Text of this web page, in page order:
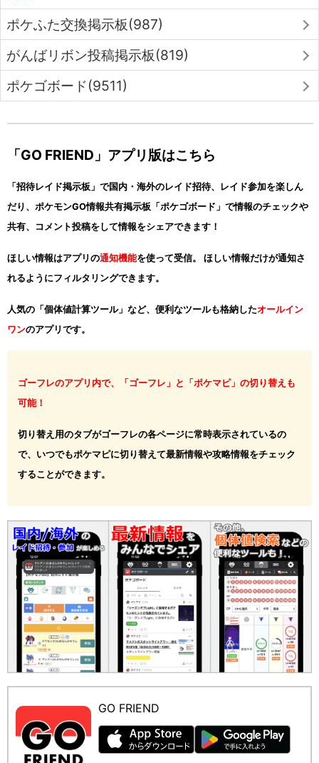
ポケふた交換掲示板(987)
がんばリボン投稿掲示板(819)
ポケゴボード(9511)
「GO FRIEND」アプリ版はこちら
「招待レイド掲示板」で国内・海外のレイド招待、レイド参加を楽しん
だり、ポケモンGO情報共有掲示板「ポケゴボード」で情報のチェックや
共有、コメント投稿をして情報をシェアできます！
ほしい情報はアプリの通知機能を使って受信。 ほしい情報だけが通知さ
れるようにフィルタリングできます。
人気の「個体値計算ツール」など、便利なツールも格納したオールイン
ワンのアプリです。
ゴーフレのアプリ内で、「ゴーフレ」と「ポケマピ」の切り替えも
可能！
切り替え用のタブがゴーフレの各ページに常時表示されているの
で、いつでもポケマピに切り替えて最新情報や攻略情報をチェック
することができます。
GO FRIEND